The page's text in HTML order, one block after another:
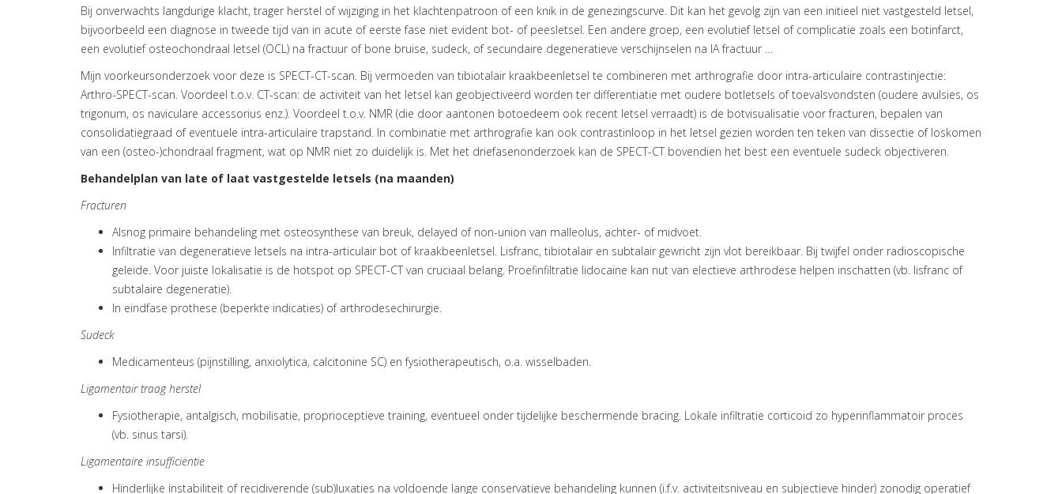
Bij onverwachts langdurige klacht, trager herstel of wijziging in het klachtenpatroon of een knik in de genezingscurve. Dit kan het gevolg zijn van een initieel niet vastgesteld letsel,
bijvoorbeeld een diagnose in tweede tijd van in acute of eerste fase niet evident bot- of peesletsel. Een andere groep, een evolutief letsel of complicatie zoals een botinfarct,
een evolutief osteochondraal letsel (OCL) na fractuur of bone bruise, sudeck, of secundaire degeneratieve verschijnselen na IA fractuur …
Mijn voorkeursonderzoek voor deze is SPECT-CT-scan. Bij vermoeden van tibiotalair kraakbeenletsel te combineren met arthrografie door intra-articulaire contrastinjectie:
Arthro-SPECT-scan. Voordeel t.o.v. CT-scan: de activiteit van het letsel kan geobjectiveerd worden ter differentiatie met oudere botletsels of toevalsvondsten (oudere avulsies, os
trigonum, os naviculare accessorius enz.). Voordeel t.o.v. NMR (die door aantonen botoedeem ook recent letsel verraadt) is de botvisualisatie voor fracturen, bepalen van
consolidatiegraad of eventuele intra-articulaire trapstand. In combinatie met arthrografie kan ook contrastinloop in het letsel gezien worden ten teken van dissectie of loskomen
van een (osteo-)chondraal fragment, wat op NMR niet zo duidelijk is. Met het driefasenonderzoek kan de SPECT-CT bovendien het best een eventuele sudeck objectiveren.
Behandelplan van late of laat vastgestelde letsels (na maanden)
Fracturen
Alsnog primaire behandeling met osteosynthese van breuk, delayed of non-union van malleolus, achter- of midvoet.
Infiltratie van degeneratieve letsels na intra-articulair bot of kraakbeenletsel. Lisfranc, tibiotalair en subtalair gewricht zijn vlot bereikbaar. Bij twijfel onder radioscopische
geleide. Voor juiste lokalisatie is de hotspot op SPECT-CT van cruciaal belang. Proefinfiltratie lidocaïne kan nut van electieve arthrodese helpen inschatten (vb. lisfranc of
subtalaire degeneratie).
In eindfase prothese (beperkte indicaties) of arthrodesechirurgie.
Sudeck
Medicamenteus (pijnstilling, anxiolytica, calcitonine SC) en fysiotherapeutisch, o.a. wisselbaden.
Ligamentair traag herstel
Fysiotherapie, antalgisch, mobilisatie, proprioceptieve training, eventueel onder tijdelijke beschermende bracing. Lokale infiltratie corticoid zo hyperinflammatoir proces
(vb. sinus tarsi).
Ligamentaire insufficiëntie
Hinderlijke instabiliteit of recidiverende (sub)luxaties na voldoende lange conservatieve behandeling kunnen (i.f.v. activiteitsniveau en subjectieve hinder) zonodig operatief